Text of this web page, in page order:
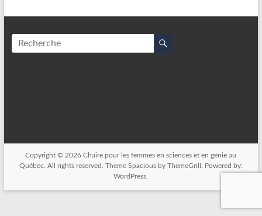
Copyright © 2026Chaire pour les femmes en sciences et en génie au
Québec . All rights reserved. Theme Spaciousby ThemeGrill. Powered by:
WordPress